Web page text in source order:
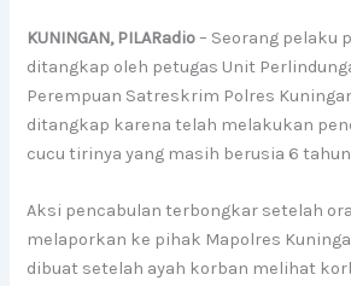
KUNINGAN, PILARadio– Seorang pelaku
ditangkap oleh petugas Unit
Perempuan Satreskrim Polres
ditangkap karena telah melakukan
cucu tirinya yang masih berusia 6
Aksi pencabulan terbongkar setelah
melaporkan ke pihak Mapolres
dibuat setelah ayah korban melihat